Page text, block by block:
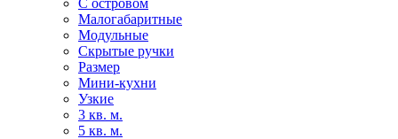
С островом
Малогабаритные
Модульные
Скрытые ручки
Размер
Мини-кухни
Узкие
3 кв. м.
5 кв. м.